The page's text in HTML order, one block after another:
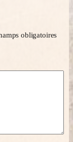
obligatoires